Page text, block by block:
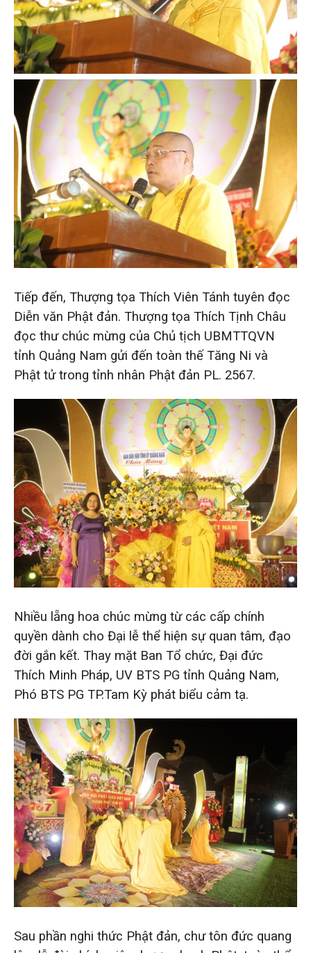
Tiếp đến, Thượng tọa Thích Viên Tánh tuyên đọc
Diễn văn Phật đản. Thượng tọa Thích Tịnh Châu
đọc thư chúc mừng của Chủ tịch UBMTTQVN
tỉnh Quảng Nam gửi đến toàn thế Tăng Ni và
Phật tử trong tỉnh nhân Phật đản PL. 2567.
Nhiều lẵng hoa chúc mừng từ các cấp chính
quyền dành cho Đại lễ thể hiện sự quan tâm, đạo
đời gắn kết. Thay mặt Ban Tổ chức, Đại đức
Thích Minh Pháp, UV BTS PG tỉnh Quảng Nam,
Phó BTS PG TP.Tam Kỳ phát biểu cảm tạ.
Sau phần nghi thức Phật đản, chư tôn đức quang